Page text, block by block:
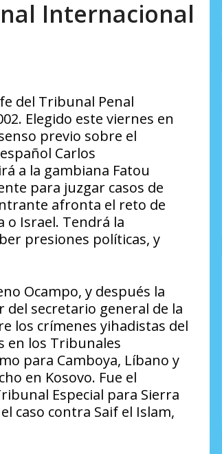
en... AGOSTO 7, 2026
Internacional
del Tribunal Penal
Elegido este viernes en
previo sobre el
Carlos
a la gambiana Fatou
para juzgar casos de
afronta el reto de
o Israel. Tendrá la
presiones políticas, y
Ocampo, y después la
del secretario general de la
los crímenes yihadistas del
en los Tribunales
para Camboya, Líbano y
en Kosovo. Fue el
Especial para Sierra
caso contra Saif el Islam,